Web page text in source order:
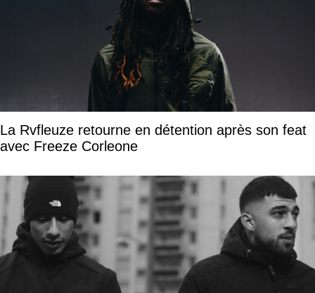
La Rvfleuze retourne en détention après son feat
avec Freeze Corleone